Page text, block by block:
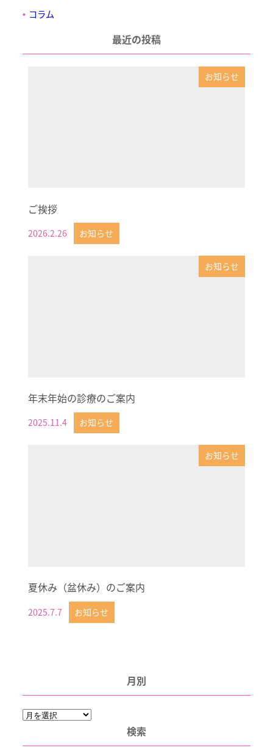
コラム
最近の投稿
お知らせ
ご挨拶
投稿日
2026.2.26 お知らせ
お知らせ
年末年始の診療のご案内
投稿日
2025.11.4 お知らせ
お知らせ
夏休み（盆休み）のご案内
投稿日
2025.7.7 お知らせ
月別
月
検索